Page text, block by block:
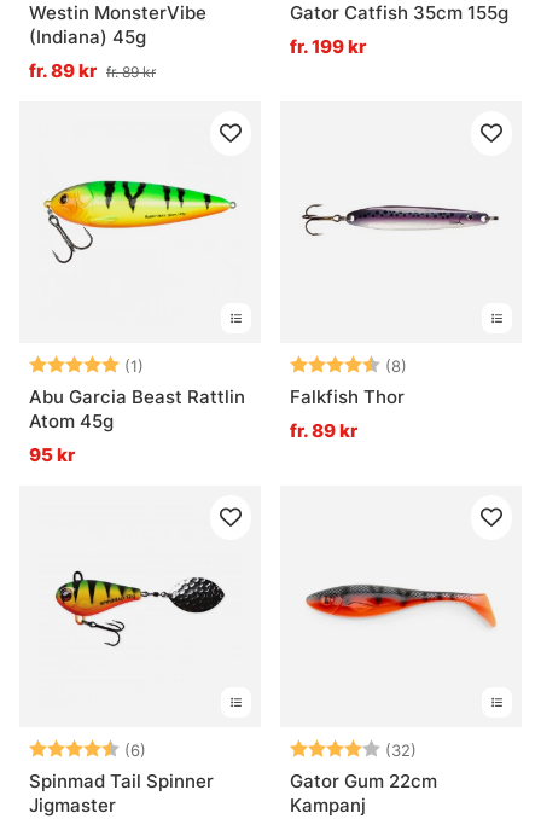
Westin MonsterVibe
(Indiana) 45g
fr. 89 kr fr. 89 kr
Gator Catfish 35cm 155g
fr. 199 kr
Betyg: (1)
5.0 utav 5 stjärnor
Abu Garcia Beast Rattlin
Atom 45g
95 kr
Betyg: (8)
Falkfish Thor
fr. 89 kr
Betyg: (6)
4.2 utav 5 stjärnor
Spinmad Tail Spinner
Jigmaster
Betyg: (32)
Gator Gum 22cm
Kampanj